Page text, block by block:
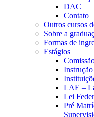
DAC
Contato
Outros cursos
Sobre a
Formas de
Estágios
LAE –
Lei
Pré